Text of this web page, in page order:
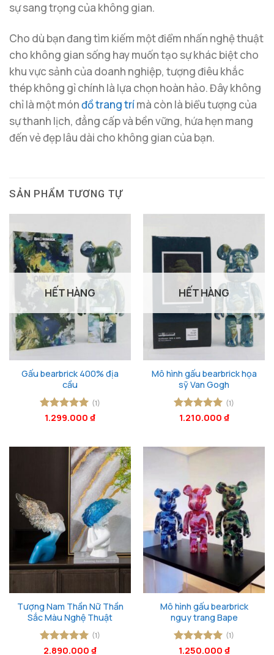
sự sang trọng của không gian.
Cho dù bạn đang tìm kiếm một điểm nhấn nghệ thuật
cho không gian sống hay muốn tạo sự khác biệt cho
khu vực sảnh của doanh nghiệp, tượng điêu khắc
thép không gỉ chính là lựa chọn hoàn hảo. Đây không
chỉ là một mónđồ trang trímà còn là biểu tượng của
sự thanh lịch, đẳng cấp và bền vững, hứa hẹn mang
đến vẻ đẹp lâu dài cho không gian của bạn.
SẢN PHẨM TƯƠNG TỰ
HẾT HÀNG
Gấu bearbrick 400% địa
cầu
Được xếp
(1)
1.299.000 ₫
HẾT HÀNG
Mô hình gấu bearbrick họa
sỹ Van Gogh
Được xếp
(1)
1.210.000 ₫
Tượng Nam Thần Nữ Thần
Sắc Màu Nghệ Thuật
Được xếp
(1)
2.890.000 ₫
Mô hình gấu bearbrick
nguy trang Bape
Được xếp
(1)
1.250.000 ₫